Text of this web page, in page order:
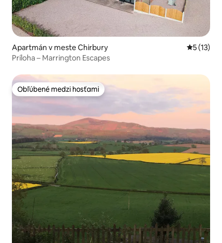
Apartmán v meste Chirbury
5 (13)
Príloha – Marrington Escapes
Obľúbené medzi hosťami
Obľúbené medzi hosťami